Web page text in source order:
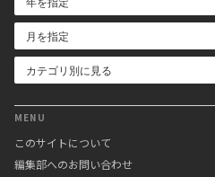
MENU
このサイトについて
編集部へのお問い合わせ